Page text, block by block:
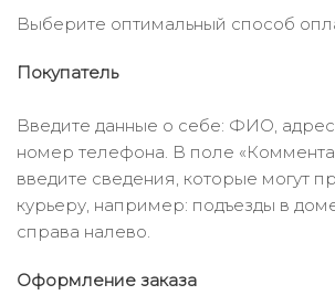
Выберите оптимальный способ
Покупатель
Введите данные о себе: ФИО, адрес
номер телефона. В поле
введите сведения, которые могут
курьеру, например: подъезды в
справа налево.
Оформление заказа